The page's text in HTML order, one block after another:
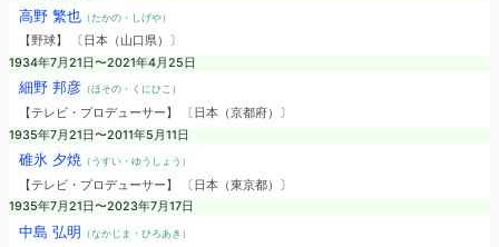
高野 繁也（たかの・しげや）
【野球】 〔日本（山口県）〕
1934年7月21日〜2021年4月25日
細野 邦彦（ほその・くにひこ）
【テレビ・プロデューサー】 〔日本（京都府）〕
1935年7月21日〜2011年5月11日
碓氷 夕焼（うすい・ゆうしょう）
【テレビ・プロデューサー】 〔日本（東京都）〕
1935年7月21日〜2023年7月17日
中島 弘明 （なかじま・ひろあき）